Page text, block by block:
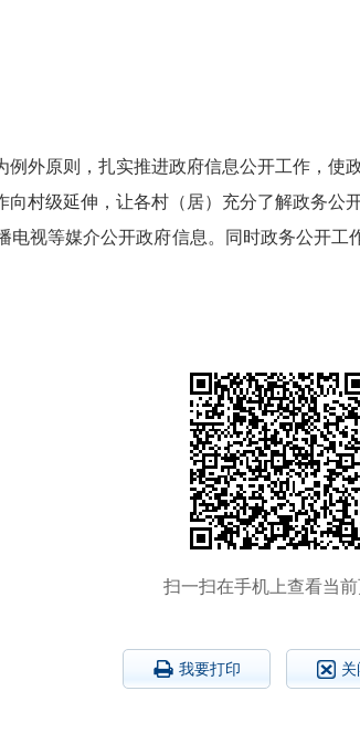
原则，扎实推进政府信息公开工作，使政
级延伸，让各村（居）充分了解政务公
等媒介公开政府信息。同时政务公开工
扫一扫在手机上查看当
我要打印 关